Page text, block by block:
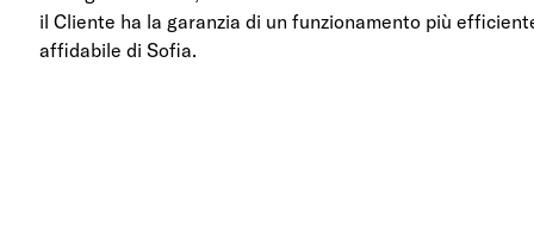
il Cliente ha la garanzia di un funzionamento più
affidabile di Sofia.